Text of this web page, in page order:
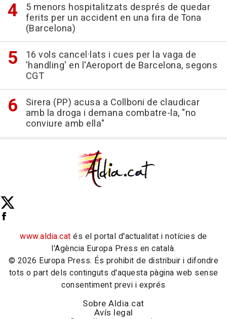
5 menors hospitalitzats després de quedar
ferits per un accident en una fira de Tona
(Barcelona)
16 vols cancel·lats i cues per la vaga de
'handling' en l'Aeroport de Barcelona, segons
CGT
Sirera (PP) acusa a Collboni de claudicar
amb la droga i demana combatre-la, "no
conviure amb ella"
www.aldia.cat és el portal d'actualitat i notícies de
l'Agència Europa Press en català.
© 2026 Europa Press. És prohibit de distribuir i difondre
tots o part dels continguts d'aquesta pàgina web sense
consentiment previ i exprés
Sobre Aldia.cat
Avís legal